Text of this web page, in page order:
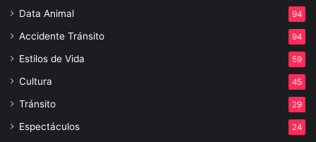
Data Animal 94
Accidente Tránsito 94
Estilos de Vida 59
Cultura 45
Tránsito 29
Espectáculos 24